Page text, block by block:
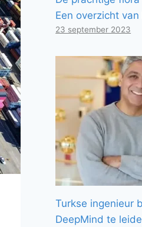
Een overzicht
23 september 2023
Turkse ingenieur
DeepMind te